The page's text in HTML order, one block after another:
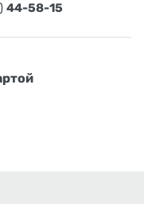
44-58-15